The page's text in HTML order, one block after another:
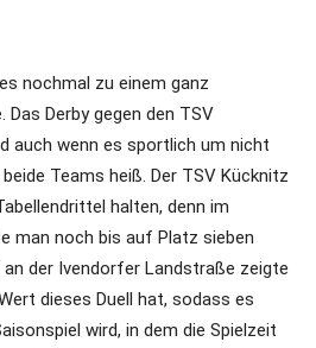
nochmal zu einem ganz
Derby gegen den TSV
auch wenn es sportlich um nicht
Teams heiß. Der TSV Kücknitz
halten, denn im
man noch bis auf Platz sieben
an der Ivendorfer Landstraße zeigte
dieses Duell hat, sodass es
wird, in dem die Spielzeit